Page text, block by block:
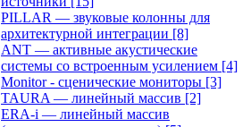
PILLAR — звуковые колонны для
архитектурной интеграции [8]
ANT — активные акустические
системы со встроенным усилением [4]
Monitor - сценические мониторы [3]
TAURA — линейный массив [2]
ERA-i — линейный массив